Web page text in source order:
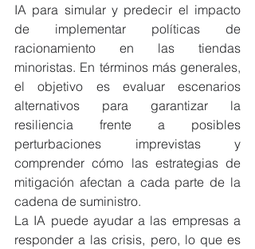
IA para simular y predecir el impacto
de implementar políticas de
racionamiento en las tiendas
minoristas. En términos más generales,
el objetivo es evaluar escenarios
alternativos para garantizar la
resiliencia frente a posibles
perturbaciones imprevistas y
comprender cómo las estrategias de
mitigación afectan a cada parte de la
cadena de suministro.
La IA puede ayudar a las empresas a
responder a las crisis, pero, lo que es